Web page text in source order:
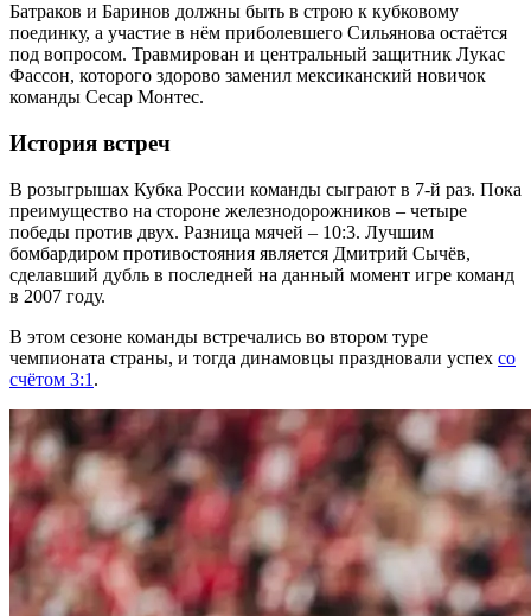
Батраков и Баринов должны быть в строю к кубковому
поединку, а участие в нём приболевшего Сильянова остаётся
под вопросом. Травмирован и центральный защитник Лукас
Фассон, которого здорово заменил мексиканский новичок
команды Сесар Монтес.
История встреч
В розыгрышах Кубка России команды сыграют в 7-й раз. Пока
преимущество на стороне железнодорожников – четыре
победы против двух. Разница мячей – 10:3. Лучшим
бомбардиром противостояния является Дмитрий Сычёв,
сделавший дубль в последней на данный момент игре команд
в 2007 году.
В этом сезоне команды встречались во втором туре
чемпионата страны, и тогда динамовцы праздновали успех со
счётом 3:1 .